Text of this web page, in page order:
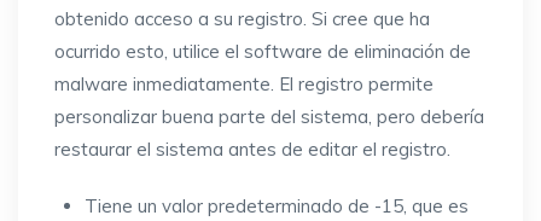
obtenido acceso a su registro. Si cree que ha
ocurrido esto, utilice el software de eliminación de
malware inmediatamente. El registro permite
personalizar buena parte del sistema, pero debería
restaurar el sistema antes de editar el registro.
Tiene un valor predeterminado de -15, que es